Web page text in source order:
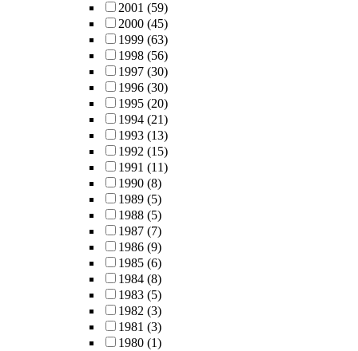
2001 (59)
2000 (45)
1999 (63)
1998 (56)
1997 (30)
1996 (30)
1995 (20)
1994 (21)
1993 (13)
1992 (15)
1991 (11)
1990 (8)
1989 (5)
1988 (5)
1987 (7)
1986 (9)
1985 (6)
1984 (8)
1983 (5)
1982 (3)
1981 (3)
1980 (1)